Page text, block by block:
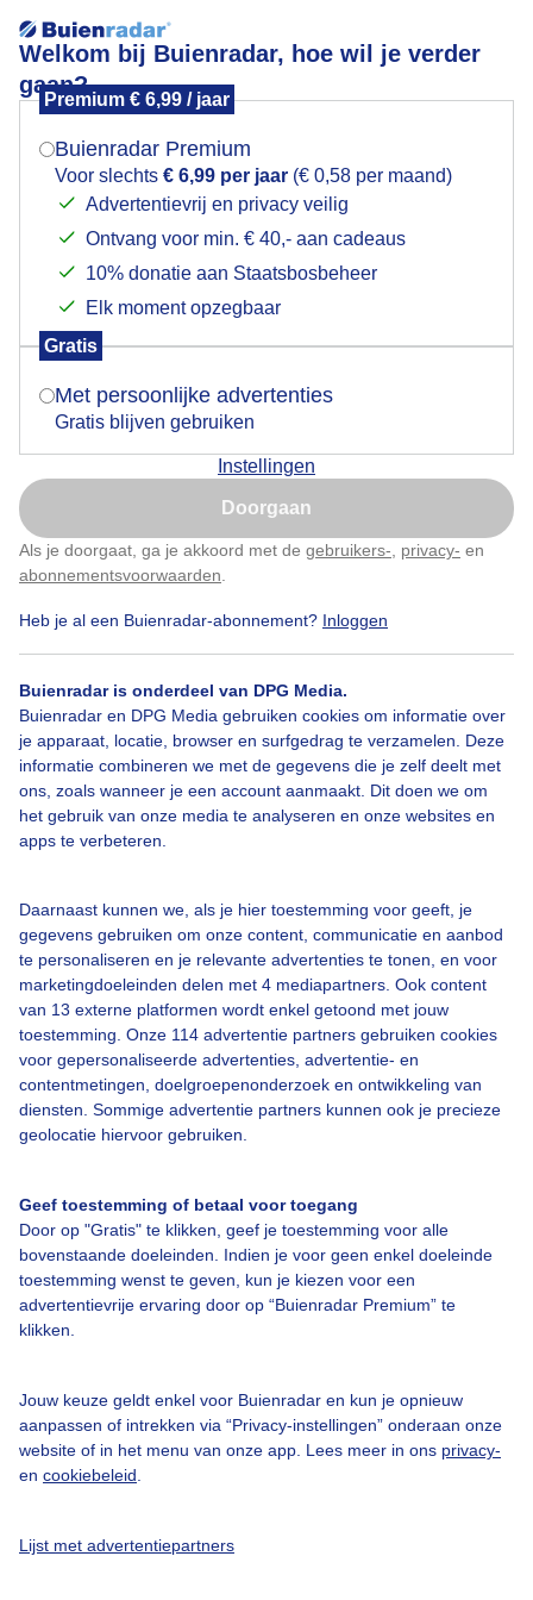
Welkom bij Buienradar, hoe wil je verder
gaan?
Premium € 6,99 / jaar
Buienradar Premium
Voor slechts € 6,99 per jaar (€ 0,58 per maand)
Advertentievrij en privacy veilig
Ontvang voor min. € 40,- aan cadeaus
10% donatie aan Staatsbosbeheer
Elk moment opzegbaar
Gratis
Met persoonlijke advertenties
Gratis blijven gebruiken
Instellingen
Doorgaan
Als je doorgaat, ga je akkoord met de gebruikers- privacy- en
abonnementsvoorwaarden
Heb je al een Buienradar-abonnement? Inloggen
Buienradar is onderdeel van DPG Media.
Buienradar en DPG Media gebruiken cookies om informatie over
je apparaat, locatie, browser en surfgedrag te verzamelen. Deze
informatie combineren we met de gegevens die je zelf deelt met
ons, zoals wanneer je een account aanmaakt. Dit doen we om
het gebruik van onze media te analyseren en onze websites en
apps te verbeteren.
Daarnaast kunnen we, als je hier toestemming voor geeft, je
gegevens gebruiken om onze content, communicatie en aanbod
te personaliseren en je relevante advertenties te tonen, en voor
marketingdoeleinden delen met 4 mediapartners. Ook content
van 13 externe platformen wordt enkel getoond met jouw
toestemming. Onze 114 advertentie partners gebruiken cookies
voor gepersonaliseerde advertenties, advertentie- en
contentmetingen, doelgroepenonderzoek en ontwikkeling van
diensten. Sommige advertentie partners kunnen ook je precieze
geolocatie hiervoor gebruiken.
Geef toestemming of betaal voor toegang
Door op "Gratis" te klikken, geef je toestemming voor alle
bovenstaande doeleinden. Indien je voor geen enkel doeleinde
toestemming wenst te geven, kun je kiezen voor een
advertentievrije ervaring door op “Buienradar Premium” te
klikken.
Jouw keuze geldt enkel voor Buienradar en kun je opnieuw
aanpassen of intrekken via “Privacy-instellingen” onderaan onze
website of in het menu van onze app. Lees meer in ons privacy-
en cookiebeleid
Lijst met advertentiepartners
Regen
Door: Francien Tax Gemaakt: 11-06-2026, 30x bekeken
Zomer Regen Wolken
Bekijk slideshow
Over Buienradar
Bedrijfsgegevens
Contact
Toegankelijkheid
Gebruikersvoorwaarden
Adverteren
Privacy beleid
Cookie beleid
Mogen we je locatie gebruiken voor het
Indien je hier nog geen akkoord op hebt gegeven,
verschijnt er zo een pop-up uit je browser waarin
Is goed, toon de popup
Nu niet, misschien later
Klik hierom dit aan te passen